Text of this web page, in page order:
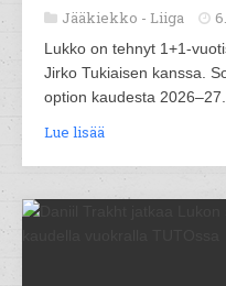
Jääkiekko - Liiga
Lukko on tehnyt 1+1-
Jirko Tukiaisen kanssa.
option kaudesta 2026–27.
Lue lisää